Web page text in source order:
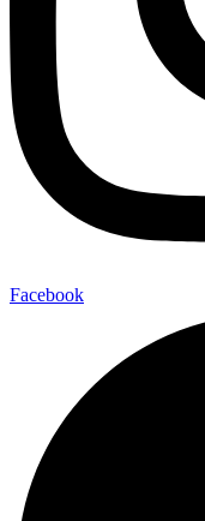
Facebook